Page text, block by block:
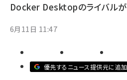
北海道をのんびり旅する晴
drupal (1929)
genai (1468)
abc123 (1341)
Docker Desktopのライバル
6月11日 11:47
優先するニュース提供元に追加